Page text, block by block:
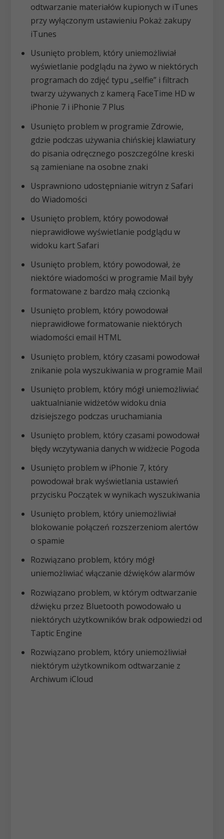
odtwarzanie materiałów kupionych w iTunes
przy wyłączonym ustawieniu Pokaż zakupy
iTunes
Usunięto problem, który uniemożliwiał
wyświetlanie podglądu na żywo w niektórych
programach do zdjęć typu „selfie” i filtrach
twarzy używanych z kamerą FaceTime HD w
iPhonie 7 i iPhonie 7 Plus
Usunięto problem w programie Zdrowie,
gdzie podczas używania chińskiej klawiatury
do pisania odręcznego poszczególne kreski
są zamieniane na osobne znaki
Usprawniono udostępnianie witryn z Safari
do Wiadomości
Usunięto problem, który powodował
nieprawidłowe wyświetlanie podglądu w
widoku kart Safari
Usunięto problem, który powodował, że
niektóre wiadomości w programie Mail były
formatowane z bardzo małą czcionką
Usunięto problem, który powodował
nieprawidłowe formatowanie niektórych
wiadomości email HTML
Usunięto problem, który czasami powodował
znikanie pola wyszukiwania w programie Mail
Usunięto problem, który mógł uniemożliwiać
uaktualnianie widżetów widoku dnia
dzisiejszego podczas uruchamiania
Usunięto problem, który czasami powodował
błędy wczytywania danych w widżecie Pogoda
Usunięto problem w iPhonie 7, który
powodował brak wyświetlania ustawień
przycisku Początek w wynikach wyszukiwania
Usunięto problem, który uniemożliwiał
blokowanie połączeń rozszerzeniom alertów
o spamie
Rozwiązano problem, który mógł
uniemożliwiać włączanie dźwięków alarmów
Rozwiązano problem, w którym odtwarzanie
dźwięku przez Bluetooth powodowało u
niektórych użytkowników brak odpowiedzi od
Taptic Engine
Rozwiązano problem, który uniemożliwiał
niektórym użytkownikom odtwarzanie z
Archiwum iCloud